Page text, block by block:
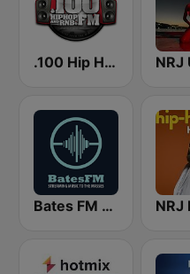
.100 Hip Hop and RNB.FM
Bates FM - R&B